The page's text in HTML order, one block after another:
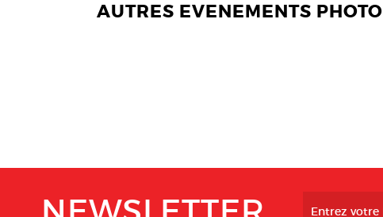
AUTRES EVENEMENTS PHOTO